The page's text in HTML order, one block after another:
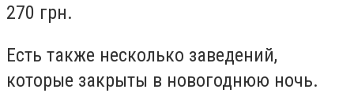
270 грн.
Есть также несколько заведений,
которые закрыты в новогоднюю ночь.